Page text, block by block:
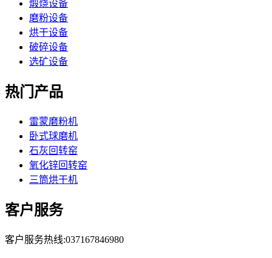
煅烧设备
磨粉设备
烘干设备
破碎设备
选矿设备
热门产品
雷蒙磨粉机
卧式球磨机
石灰回转窑
氧化锌回转窑
三筒烘干机
客户服务
客户服务热线:037167846980